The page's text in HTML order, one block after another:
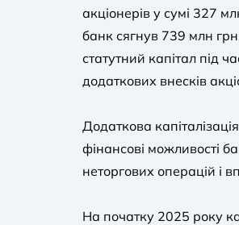
акціонерів у сумі 327
банк сягнув 739 млн
статутний капітал під
додаткових внесків
Додаткова
фінансові можливості
неторгових операцій і
На початку 2025 року